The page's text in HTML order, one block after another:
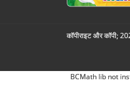
कॉपीराइट और कॉपी;
BCMath lib not